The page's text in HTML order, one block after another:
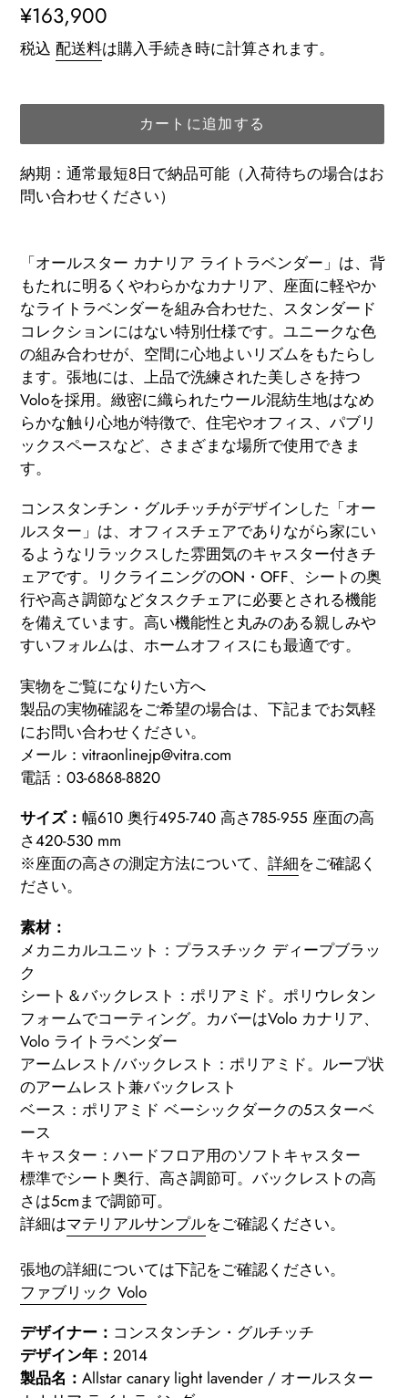
通
常
格
¥163,900
税込 配送料は購入手続き時に計算されます。
カートに追加する
納期：通常最短8日で納品可能（入荷待ちの場合はお
問い合わせください）
ー
ト
に
商
品
を
追
加
す
る
「オールスター カナリア ライトラベンダー」は、背
もたれに明るくやわらかなカナリア、座面に軽やか
なライトラベンダーを組み合わせた、スタンダード
コレクションにはない特別仕様です。ユニークな色
の組み合わせが、空間に心地よいリズムをもたらし
ます。張地には、上品で洗練された美しさを持つ
Voloを採用。緻密に織られたウール混紡生地はなめ
らかな触り心地が特徴で、住宅やオフィス、パブリ
ックスペースなど、さまざまな場所で使用できま
す。
コンスタンチン・グルチッチがデザインした「オー
ルスター」は、オフィスチェアでありながら家にい
るようなリラックスした雰囲気のキャスター付きチ
ェアです。リクライニングのON・OFF、シートの奥
行や高さ調節などタスクチェアに必要とされる機能
を備えています。高い機能性と丸みのある親しみや
すいフォルムは、ホームオフィスにも最適です。
実物をご覧になりたい方へ
製品の実物確認をご希望の場合は、下記までお気軽
にお問い合わせください。
メール：vitraonlinejp@vitra.com
電話：03-6868-8820
サイズ： 幅610 奥行495-740 高さ785-955 座面の高
さ420-530 mm
※座面の高さの測定方法について、 詳細をご確認く
ださい。
素材：
メカニカルユニット：プラスチック ディープブラッ
ク
シート＆バックレスト：ポリアミド。ポリウレタン
フォームでコーティング。カバーはVolo カナリア、
Volo ライトラベンダー
アームレスト/バックレスト：ポリアミド。ループ状
のアームレスト兼バックレスト
ベース：ポリアミド ベーシックダークの5スターベ
ース
キャスター：ハードフロア用のソフトキャスター
標準でシート奥行、高さ調節可。バックレストの高
さは5cmまで調節可。
詳細はマテリアルサンプルをご確認ください。
張地の詳細については下記をご確認ください。
ファブリック Volo
デザイナー： コンスタンチン・グルチッチ
デザイン年： 2014
製品名： Allstar canary light lavender / オールスター